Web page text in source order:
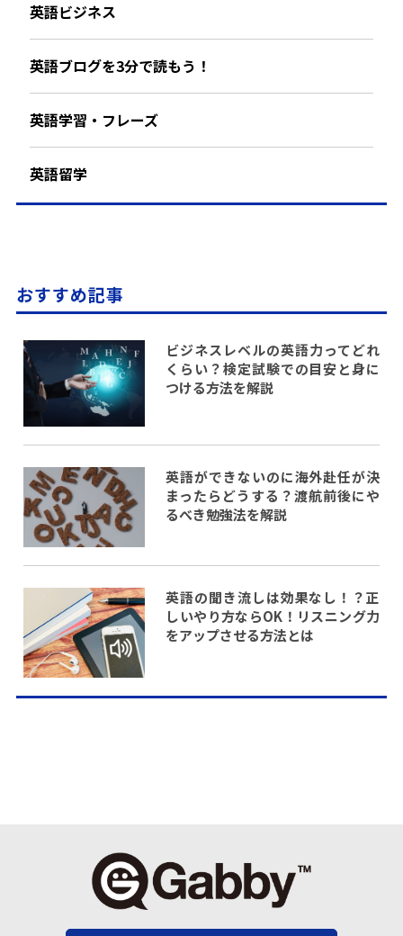
英語ビジネス
英語ブログを3分で読もう！
英語学習・フレーズ
英語留学
おすすめ記事
ビジネスレベルの英語力ってどれ
くらい？検定試験での目安と身に
つける方法を解説
英語ができないのに海外赴任が決
まったらどうする？渡航前後にや
るべき勉強法を解説
英語の聞き流しは効果なし！？正
しいやり方ならOK！リスニング力
をアップさせる方法とは